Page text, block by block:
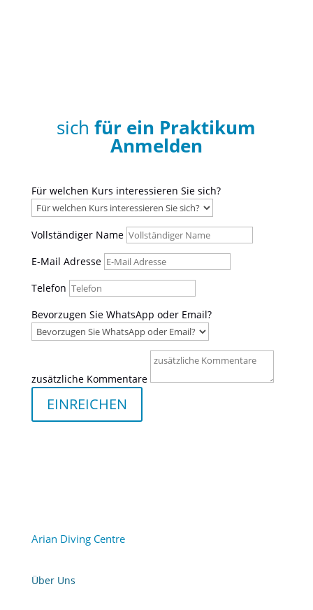
sichfür ein Praktikum
Anmelden
Für welchen Kurs interessieren Sie sich?
Vollständiger Name
E-Mail Adresse
Telefon
Bevorzugen Sie WhatsApp oder Email?
zusätzliche Kommentare
EINREICHEN
Arian Diving Centre
Über Uns